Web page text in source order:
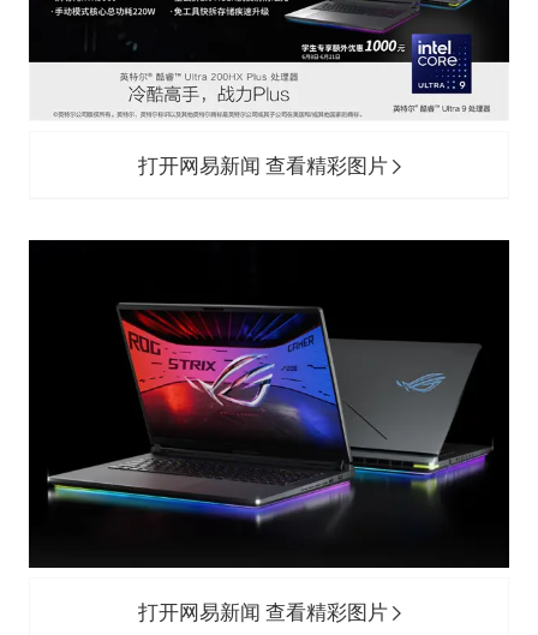
打开网易新闻 查看精彩图片
打开网易新闻 查看精彩图片